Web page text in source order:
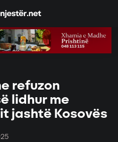
refuzon
lidhur me
jashtë Kosovës